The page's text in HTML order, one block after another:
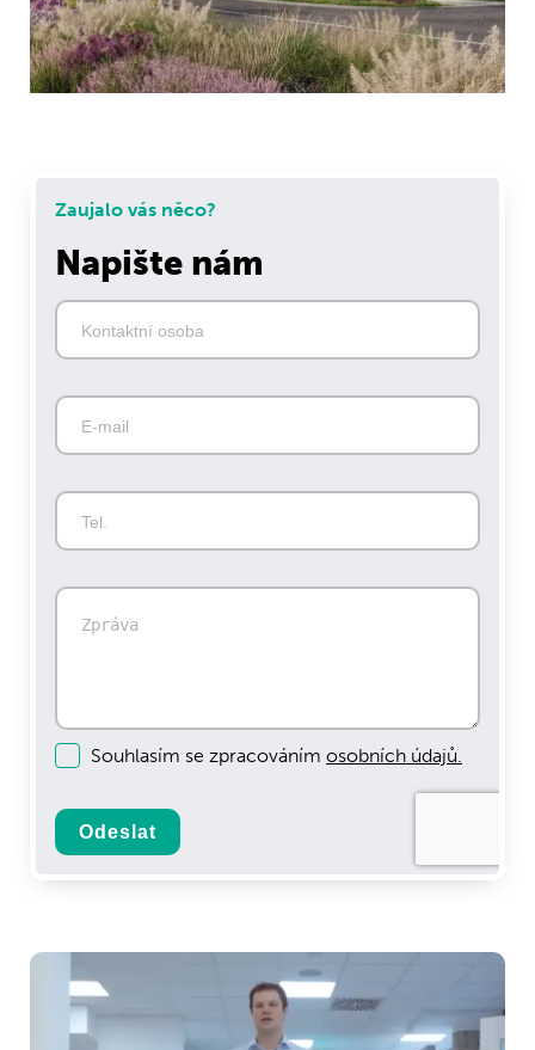
Zaujalo vás něco?
Napište nám
Souhlasím se zpracováním osobních údajů.
Odeslat